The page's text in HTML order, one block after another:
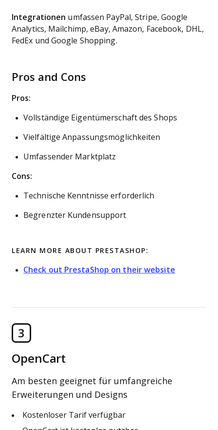
Integrationen umfassen PayPal, Stripe, Google
Analytics, Mailchimp, eBay, Amazon, Facebook, DHL,
FedEx und Google Shopping.
Pros and Cons
Pros:
Vollständige Eigentümerschaft des Shops
Vielfältige Anpassungsmöglichkeiten
Umfassender Marktplatz
Cons:
Technische Kenntnisse erforderlich
Begrenzter Kundensupport
LEARN MORE ABOUT PRESTASHOP:
Check out PrestaShop on their website
3
OpenCart
Am besten geeignet für umfangreiche
Erweiterungen und Designs
Kostenloser Tarif verfügbar